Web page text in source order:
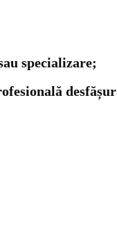
specializare;